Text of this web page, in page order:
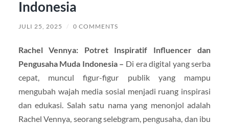
Indonesia
JULI 25, 2025 / 0 COMMENTS
Rachel Vennya: Potret Inspiratif Influencer dan
Pengusaha Muda Indonesia – Di era digital yang serba
cepat, muncul figur-figur publik yang mampu
mengubah wajah media sosial menjadi ruang inspirasi
dan edukasi. Salah satu nama yang menonjol adalah
Rachel Vennya, seorang selebgram, pengusaha, dan ibu